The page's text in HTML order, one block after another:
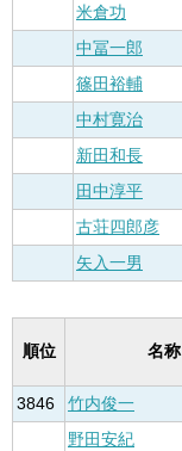
米倉功
中冨一郎
篠田裕輔
中村寛治
新田和長
田中淳平
古荘四郎彦
矢入一男
順位 名称
3846
竹内俊一
野田安紀